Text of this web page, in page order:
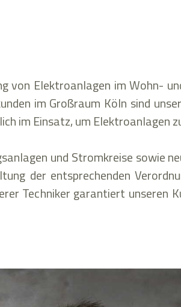
Elektroanlagen im Wohn-
im Großraum Köln sind
im Einsatz, um Elektroanlagen
und Stromkreise sowie
der entsprechenden
Techniker garantiert unseren